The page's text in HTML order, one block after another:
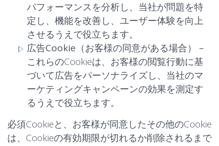
パフォーマンスを分析し、当社が問題を特
定し、機能を改善し、ユーザー体験を向上
させるうえで役立ちます。
広告Cookie（お客様の同意がある場合） –
これらのCookieは、お客様の閲覧行動に基
づいて広告をパーソナライズし、当社のマ
ーケティングキャンペーンの効果を測定す
るうえで役立ちます。
必須Cookieと、お客様が同意したその他のCookie
は、Cookieの有効期限が切れるか削除されるまで